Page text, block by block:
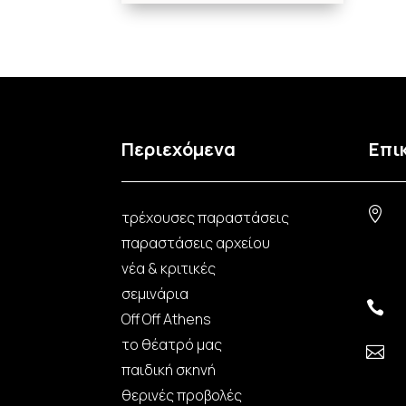
Περιεχόμενα
τρέχουσες παραστάσεις
παραστάσεις αρχείου
νέα & κριτικές
σεμινάρια
Off Off Athens
το θέατρό μας
παιδική σκηνή
θερινές προβολές


